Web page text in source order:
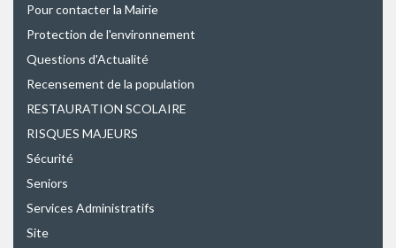
Pour contacter la Mairie
Protection de l'environnement
Questions d'Actualité
Recensement de la population
RESTAURATION SCOLAIRE
RISQUES MAJEURS
Sécurité
Seniors
Services Administratifs
Site